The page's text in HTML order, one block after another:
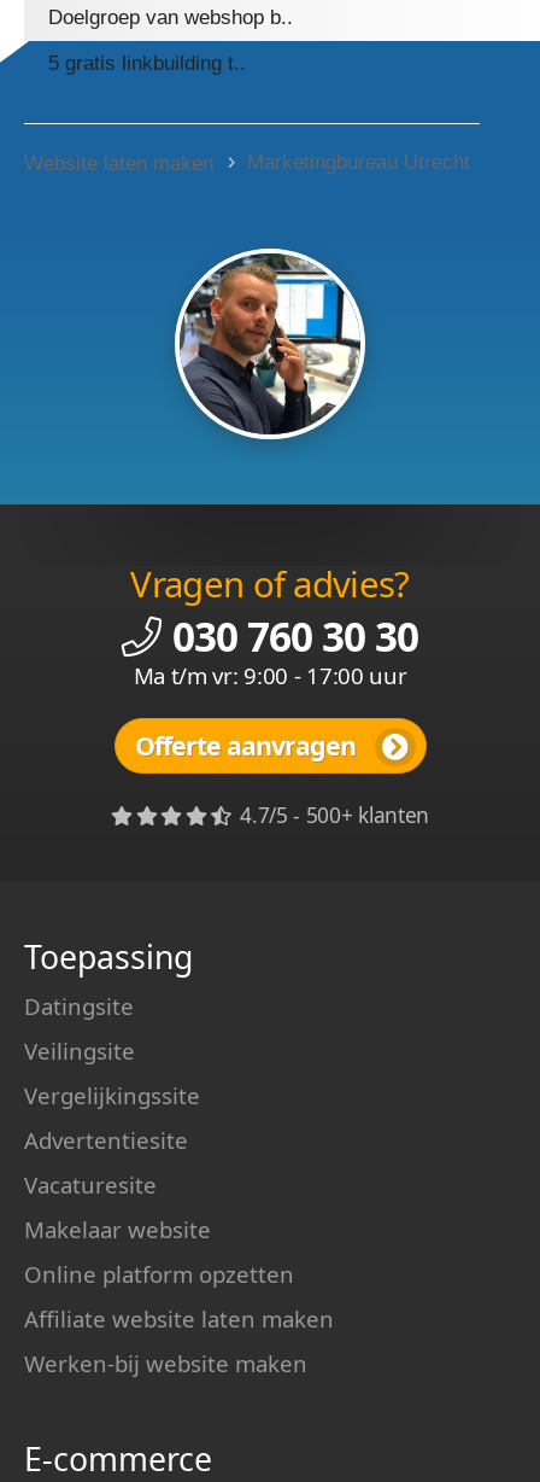
Doelgroep van webshop b..
5 gratis linkbuilding t..
Website laten maken Marketingbureau Utrecht
Vragen of advies?
030 760 30 30
Ma t/m vr: 9:00 - 17:00 uur
Offerte aanvragen
4.7/5 - 500+ klanten
Toepassing
Datingsite
Veilingsite
Vergelijkingssite
Advertentiesite
Vacaturesite
Makelaar website
Online platform opzetten
Affiliate website laten maken
Werken-bij website maken
E-commerce